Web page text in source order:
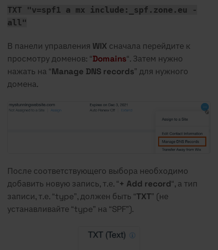
TXT "v=spf1 a mx include:_spf.zone.eu -
all"
В панели управления WIX сначала перейдите к
просмотру доменов: “Domains“. Затем нужно
нажать на “Manage DNS records” для нужного
домена.
После соответствующего выбора необходимо
добавить новую запись, т.е. “+ Add record“, а тип
записи, т.е. “type”, должен быть “TXT” (не
устанавливайте “type” на “SPF”).